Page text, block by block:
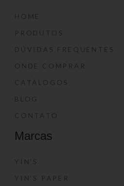
HOME
PRODUTOS
DÚVIDAS FREQUENTES
ONDE COMPRAR
CATÁLOGOS
BLOG
CONTATO
Marcas
YIN’S
YIN’S PAPER